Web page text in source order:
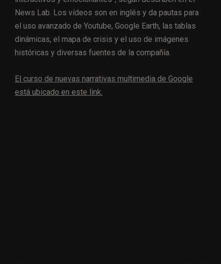
News Lab. Los vídeos son en inglés y da pautas para
el uso avanzado de Youtube, Google Earth, las tablas
dinámicas, el mapa de crisis y el uso de imágenes
históricas y diversas fuentes de la compañía.
El curso de nuevas narrativas multimedia de Google
está ubicado en este link.